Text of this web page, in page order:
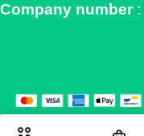
Company number: